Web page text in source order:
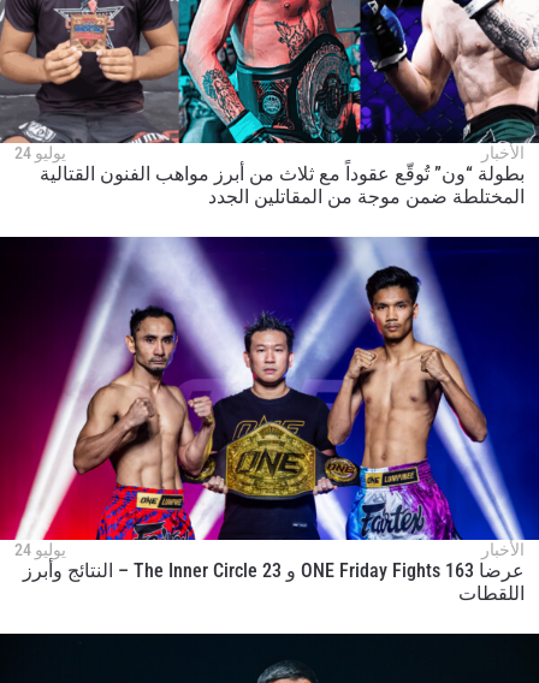
الأخبار يوليو 24
بطولة “ون” تُوقّع عقوداً مع ثلاث من أبرز مواهب الفنون القتالية
المختلطة ضمن موجة من المقاتلين الجدد
الأخبار يوليو 24
عرضا ONE Friday Fights 163 و The Inner Circle 23 – النتائج وأبرز
اللقطات